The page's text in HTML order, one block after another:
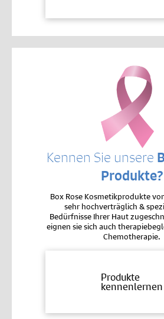
Kennen Sie unsere
Produkte?
Box Rose Kosmetikprodukte
sehr hochverträglich &
Bedürfnisse Ihrer Haut
eignen sie sich auch
Chemotherapie.
Produkte
kennenlernen